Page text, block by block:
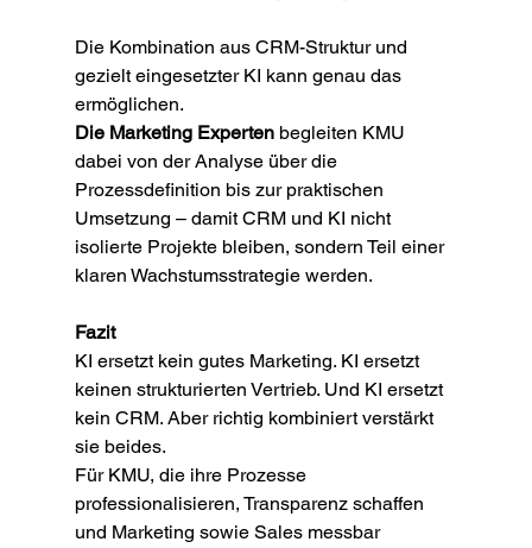
Die Kombination aus CRM-Struktur und
gezielt eingesetzter KI kann genau das
ermöglichen.
Die Marketing Experten begleiten KMU
dabei von der Analyse über die
Prozessdefinition bis zur praktischen
Umsetzung – damit CRM und KI nicht
isolierte Projekte bleiben, sondern Teil einer
klaren Wachstumsstrategie werden.
Fazit
KI ersetzt kein gutes Marketing. KI ersetzt
keinen strukturierten Vertrieb. Und KI ersetzt
kein CRM. Aber richtig kombiniert verstärkt
sie beides.
Für KMU, die ihre Prozesse
professionalisieren, Transparenz schaffen
und Marketing sowie Sales messbar